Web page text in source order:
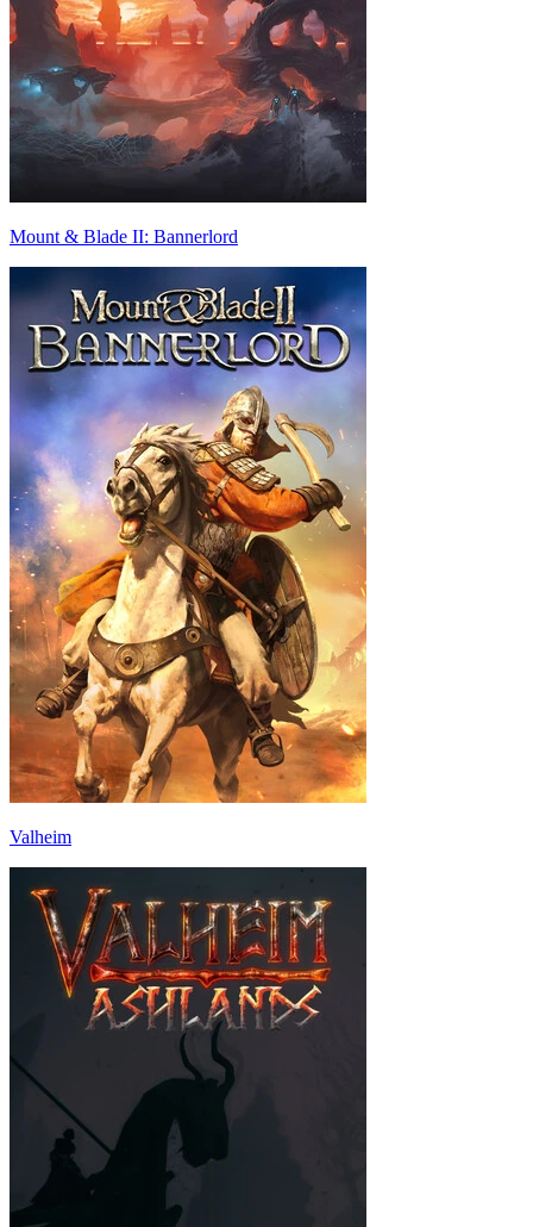
Mount & Blade II: Bannerlord
Valheim